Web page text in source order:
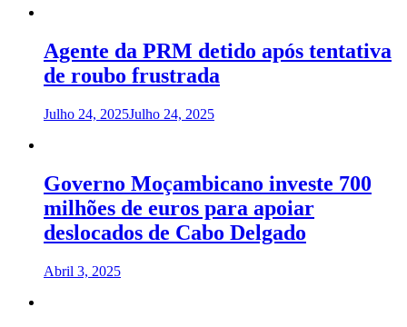
Agente da PRM detido após tentativa
de roubo frustrada
Julho 24, 2025Julho 24, 2025
Governo Moçambicano investe 700
milhões de euros para apoiar
deslocados de Cabo Delgado
Abril 3, 2025